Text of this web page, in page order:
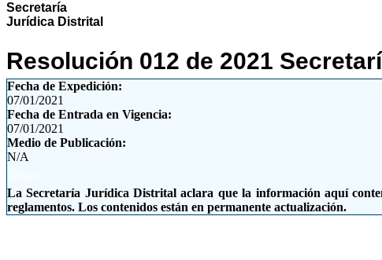
Secretaría
Jurídica Distrital
Resolución 012 de 2021
Fecha de Expedición:
07/01/2021
Fecha de Entrada en Vigencia:
07/01/2021
Medio de Publicación:
N/A
La Secretaría Jurídica Distrital aclara que la información aquí
reglamentos. Los contenidos están en permanente actualización.